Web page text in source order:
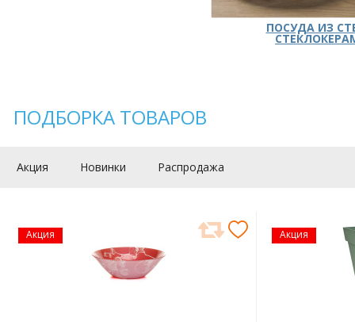
ПОСУДА ИЗ
ПОДБОРКА ТОВАРОВ
Акция Новинки Распродажа
Акция Акция